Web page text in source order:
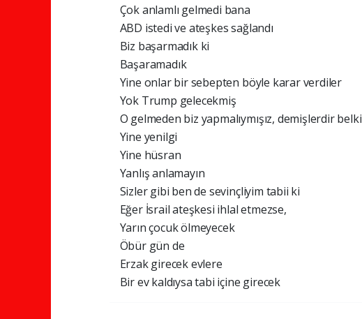
Çok anlamlı gelmedi bana
ABD istedi ve ateşkes sağlandı
Biz başarmadık ki
Başaramadık
Yine onlar bir sebepten böyle karar verdiler
Yok Trump gelecekmiş
O gelmeden biz yapmalıymışız, demişlerdir belki
Yine yenilgi
Yine hüsran
Yanlış anlamayın
Sizler gibi ben de sevinçliyim tabii ki
Eğer İsrail ateşkesi ihlal etmezse,
Yarın çocuk ölmeyecek
Öbür gün de
Erzak girecek evlere
Bir ev kaldıysa tabi içine girecek